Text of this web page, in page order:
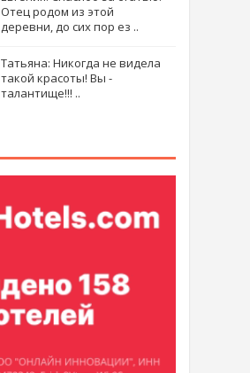
Отец родом из этой
деревни, до сих пор ез ..
Татьяна: Никогда не видела
такой красоты! Вы -
талантище!!! ..